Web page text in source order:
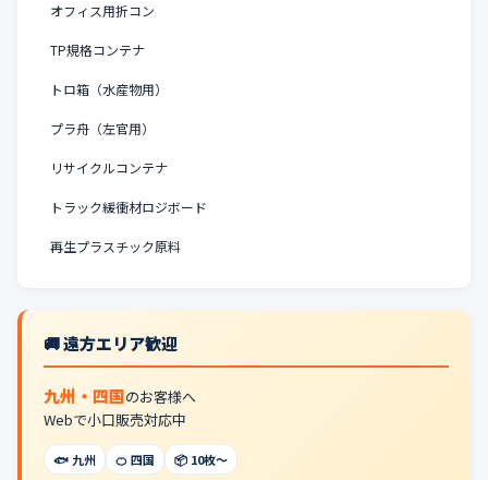
オフィス用折コン
TP規格コンテナ
トロ箱（水産物用）
プラ舟（左官用）
リサイクルコンテナ
トラック緩衝材ロジボード
再生プラスチック原料
🚚 遠方エリア歓迎
九州・四国のお客様へ
Webで小口販売対応中
🐟 九州 🍊 四国 📦 10枚〜